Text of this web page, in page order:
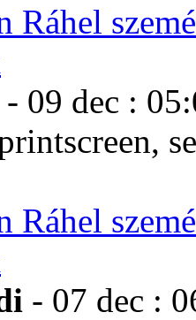
- 09 dec :
- 07 dec :